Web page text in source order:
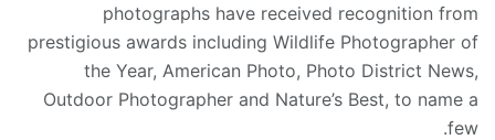
photographs have received recognition from
prestigious awards including Wildlife Photographer of
the Year, American Photo, Photo District News,
Outdoor Photographer and Nature’s Best, to name a
few.